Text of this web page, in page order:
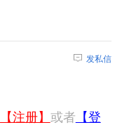
发私信
【注册】 或者 【登